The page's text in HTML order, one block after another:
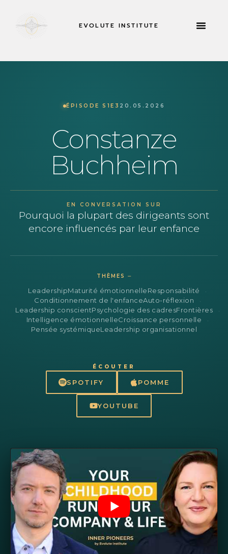
EVOLUTE INSTITUTE
ÉPISODE S1E3 20.05.2026
Constanze
Buchheim
EN CONVERSATION SUR
Pourquoi la plupart des dirigeants sont
encore influencés par leur enfance
THÈMES ⏤
LeadershipMaturité émotionnelleResponsabilité
Conditionnement de l'enfanceAuto-réflexion
Leadership conscientPsychologie des cadresFrontières
Intelligence émotionnelleCroissance personnelle
Pensée systémiqueLeadership organisationnel
ÉCOUTER
SPOTIFY POMME
YOUTUBE